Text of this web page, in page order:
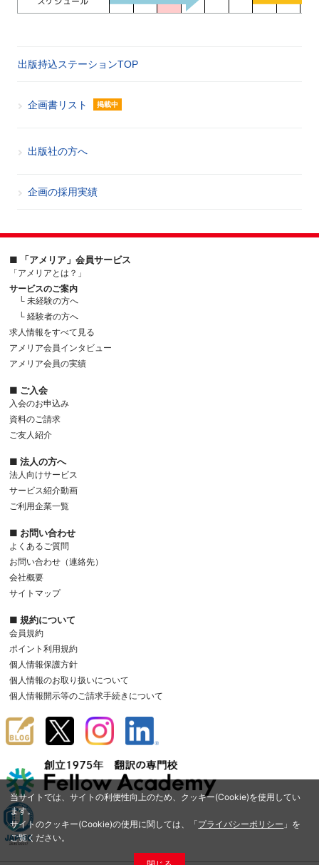
当サイトでは、サイトの利便性向上のため、クッキー(Cookie)を使用してい
ます。
サイトのクッキー(Cookie)の使用に関しては、「プライバシーポリシー 」を
ご覧ください。
出版持込ステーションTOP
企画書リスト 掲載中
出版社の方へ
企画の採用実績
■ 「アメリア」会員サービス
「アメリアとは？」
サービスのご案内
└ 未経験の方へ
└ 経験者の方へ
求人情報をすべて見る
アメリア会員インタビュー
アメリア会員の実績
■ ご入会
入会のお申込み
資料のご請求
ご友人紹介
■ 法人の方へ
法人向けサービス
サービス紹介動画
ご利用企業一覧
■ お問い合わせ
よくあるご質問
お問い合わせ（連絡先）
会社概要
サイトマップ
■ 規約について
会員規約
ポイント利用規約
個人情報保護方針
個人情報のお取り扱いについて
個人情報開示等のご請求手続きについて